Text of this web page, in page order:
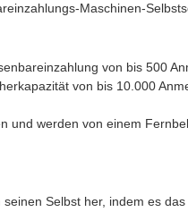
Maschinen-
von bis 500
von bis 10.000
und werden von einem
Selbst her, indem es